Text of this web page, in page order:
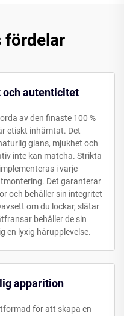
fördelar
autenticitet
av den finaste 100 %
etiskt inhämtat. Det
glans, mjukhet och
inte kan matcha. Strikta
i varje
Det garanterar
och behåller sin integritet
om du lockar, slätar
behåller de sin
en lyxig hårupplevelse.
apparition
för att skapa en